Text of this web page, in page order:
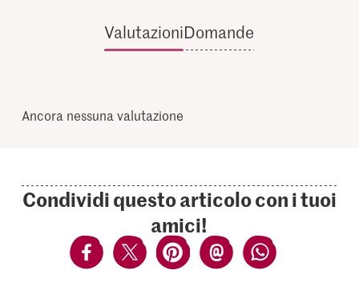
ValutazioniDomande
Ancora nessuna valutazione
Condividi questo articolo con i tuoi
amici!